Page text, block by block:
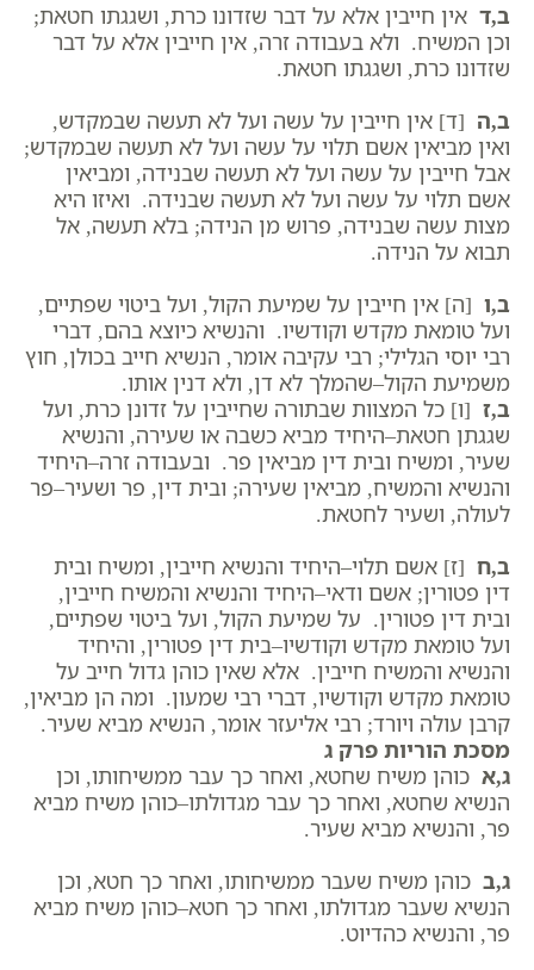
ב,ד אין חייבין אלא על דבר שזדונו כרת, ושגגתו חטאת;
וכן המשיח. ולא בעבודה זרה, אין חייבין אלא על דבר
שזדונו כרת, ושגגתו חטאת.
ב,ה [ד] אין חייבין על עשה ועל לא תעשה שבמקדש,
ואין מביאין אשם תלוי על עשה ועל לא תעשה שבמקדש;
אבל חייבין על עשה ועל לא תעשה שבנידה, ומביאין
אשם תלוי על עשה ועל לא תעשה שבנידה. ואיזו היא
מצות עשה שבנידה, פרוש מן הנידה; בלא תעשה, אל
תבוא על הנידה.
ב,ו [ה] אין חייבין על שמיעת הקול, ועל ביטוי שפתיים,
ועל טומאת מקדש וקודשיו. והנשיא כיוצא בהם, דברי
רבי יוסי הגלילי; רבי עקיבה אומר, הנשיא חייב בכולן, חוץ
משמיעת הקול–שהמלך לא דן, ולא דנין אותו.
ב,ז [ו] כל המצוות שבתורה שחייבין על זדונן כרת, ועל
שגגתן חטאת–היחיד מביא כשבה או שעירה, והנשיא
שעיר, ומשיח ובית דין מביאין פר. ובעבודה זרה–היחיד
והנשיא והמשיח, מביאין שעירה; ובית דין, פר ושעיר–פר
לעולה, ושעיר לחטאת.
ב,ח [ז] אשם תלוי–היחיד והנשיא חייבין, ומשיח ובית
דין פטורין; אשם ודאי–היחיד והנשיא והמשיח חייבין,
ובית דין פטורין. על שמיעת הקול, ועל ביטוי שפתיים,
ועל טומאת מקדש וקודשיו–בית דין פטורין, והיחיד
והנשיא והמשיח חייבין. אלא שאין כוהן גדול חייב על
טומאת מקדש וקודשיו, דברי רבי שמעון. ומה הן מביאין,
קרבן עולה ויורד; רבי אליעזר אומר, הנשיא מביא שעיר.
מסכת הוריות פרק ג
ג,א כוהן משיח שחטא, ואחר כך עבר ממשיחותו, וכן
הנשיא שחטא, ואחר כך עבר מגדולתו–כוהן משיח מביא
פר, והנשיא מביא שעיר.
ג,ב כוהן משיח שעבר ממשיחותו, ואחר כך חטא, וכן
הנשיא שעבר מגדולתו, ואחר כך חטא–כוהן משיח מביא
פר, והנשיא כהדיוט.